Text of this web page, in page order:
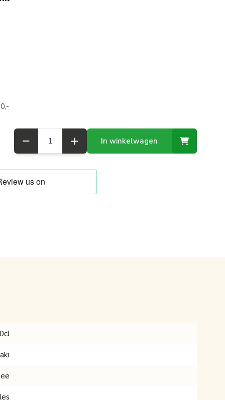
In winkelwagen